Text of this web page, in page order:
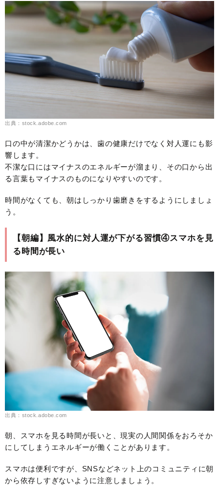
出典：stock.adobe.com
口の中が清潔かどうかは、歯の健康だけでなく対人運にも影
響します。
不潔な口にはマイナスのエネルギーが溜まり、その口から出
る言葉もマイナスのものになりやすいのです。
時間がなくても、朝はしっかり歯磨きをするようにしましょ
う。
【朝編】風水的に対人運が下がる習慣④スマホを見
る時間が長い
出典：stock.adobe.com
朝、スマホを見る時間が長いと、現実の人間関係をおろそか
にしてしまうエネルギーが働くことがあります。
スマホは便利ですが、SNSなどネット上のコミュニティに朝
から依存しすぎないように注意しましょう。